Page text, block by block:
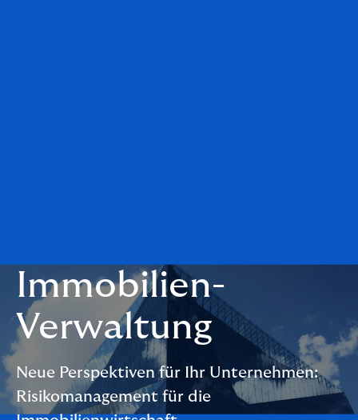
Immobilien-
Verwaltung
Neue Perspektiven für Ihr Unternehmen:
Risikomanagement für die